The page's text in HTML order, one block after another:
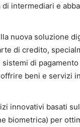
intermediari e
nuova soluzione
di credito,
di
beni e servizi
innovativi basati
biometrica) per